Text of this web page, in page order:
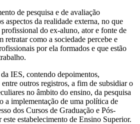
de pesquisa e de avaliação
aspectos da realidade externa, no que
do ex-aluno, ator e fonte de
retratar como a sociedade percebe e
por ela formados e que estão
da IES, contendo depoimentos,
outros registros, a fim de subsidiar o
no âmbito do ensino, da pesquisa
a implementação de uma política de
dos Cursos de Graduação e Pós-
estabelecimento de Ensino Superior.